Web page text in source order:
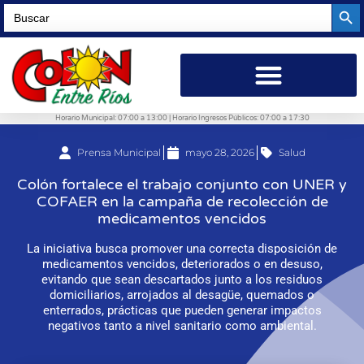
Search
for:
Horario Municipal: 07:00 a 13:00 | Horario Ingresos Públicos: 07:00 a 17:30
Prensa Municipal mayo 28, 2026 Salud
Colón fortalece el trabajo conjunto con UNER y
COFAER en la campaña de recolección de
medicamentos vencidos
La iniciativa busca promover una correcta disposición de
medicamentos vencidos, deteriorados o en desuso,
evitando que sean descartados junto a los residuos
domiciliarios, arrojados al desagüe, quemados o
enterrados, prácticas que pueden generar impactos
negativos tanto a nivel sanitario como ambiental.